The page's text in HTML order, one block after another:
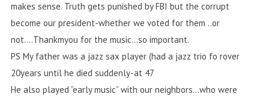
makes sense. Truth gets punished by FBI but the corrupt
become our president-whether we voted for them ..or
not….Thankmyou for the music…so important.
PS My father was a jazz sax player (had a jazz trio fo rover
20years until he died suddenly-at 47
He also played “early music” with our neighbors…who were